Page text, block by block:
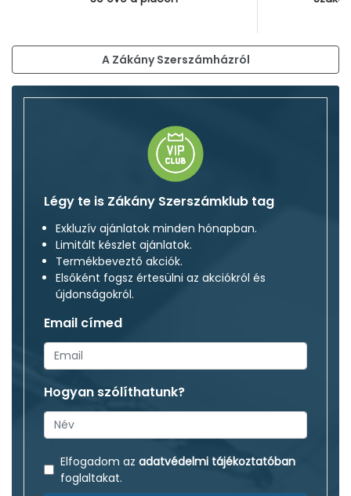
A Zákány Szerszámházról
Légy te is Zákány Szerszámklub tag
Exkluzív ajánlatok minden hónapban.
Limitált készlet ajánlatok.
Termékbeveztő akciók.
Elsőként fogsz értesülni az akciókról és
újdonságokról.
Email címed
Hogyan szólíthatunk?
Elfogadom az adatvédelmi tájékoztatóban
foglaltakat.